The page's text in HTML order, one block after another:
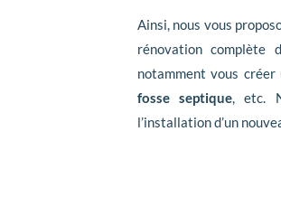
Ainsi, nous vous
rénovation complète
notamment vous créer
fosse septique, etc.
l’installation d’un